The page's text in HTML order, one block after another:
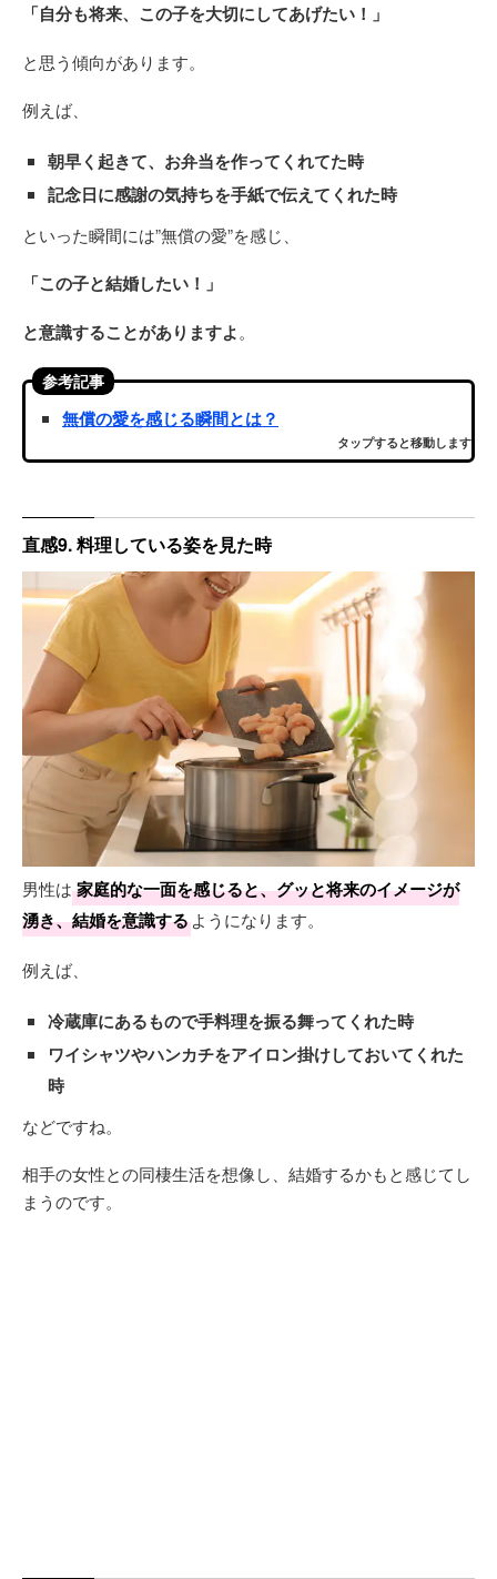
「自分も将来、この子を大切にしてあげたい！」
と思う傾向があります。
例えば、
朝早く起きて、お弁当を作ってくれてた時
記念日に感謝の気持ちを手紙で伝えてくれた時
といった瞬間には”無償の愛”を感じ、
「この子と結婚したい！」
と意識することがありますよ。
参考記事
無償の愛を感じる瞬間とは？
タップすると移動します
直感9. 料理している姿を見た時
男性は 家庭的な一面を感じると、グッと将来のイメージが
湧き、結婚を意識するようになります。
例えば、
冷蔵庫にあるもので手料理を振る舞ってくれた時
ワイシャツやハンカチをアイロン掛けしておいてくれた
時
などですね。
相手の女性との同棲生活を想像し、結婚するかもと感じてし
まうのです。